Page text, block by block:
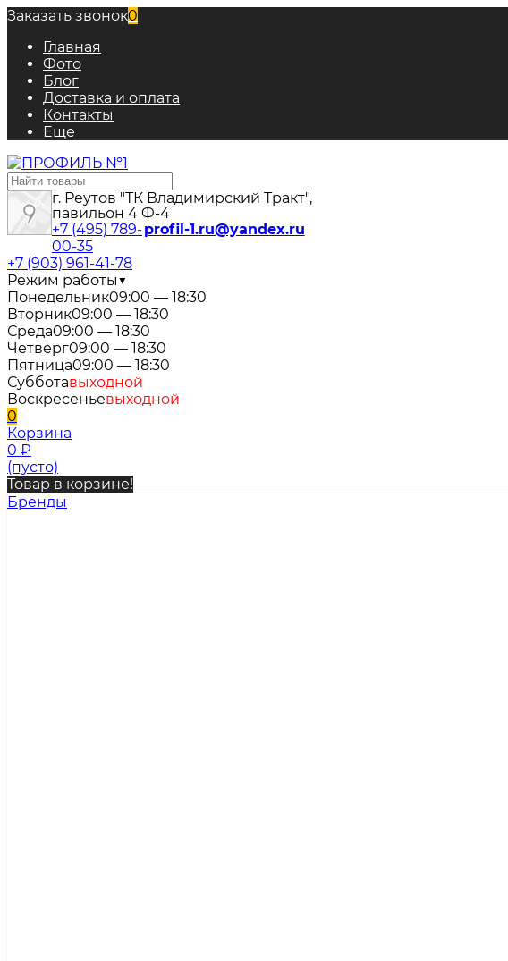
Заказать звонок0
Главная
Фото
Блог
Доставка и оплата
Контакты
Еще
г. Реутов "ТК Владимирский Тракт",
павильон 4 Ф-4
profil-1.ru@yandex.ru
+7 (495) 789-
00-35
+7 (903) 961-41-78
Режим работы▼
Понедельник09:00 — 18:30
Вторник09:00 — 18:30
Среда09:00 — 18:30
Четверг09:00 — 18:30
Пятница09:00 — 18:30
Субботавыходной
Воскресеньевыходной
0
Корзина
0 ₽
(пусто)
Товар в корзине!
Бренды